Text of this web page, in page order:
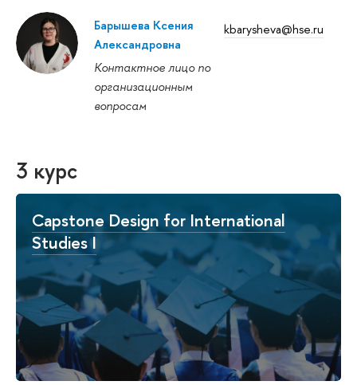
Барышева Ксения
Александровна
Контактное лицо по
организационным
вопросам
kbarysheva@hse.ru
3 курс
Capstone Design for International
Studies I